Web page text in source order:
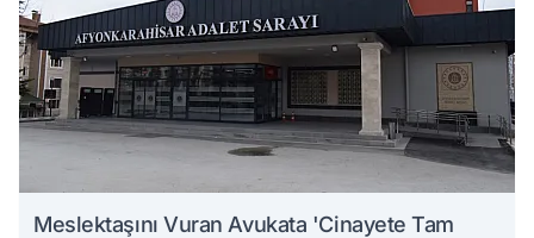
Meslektaşını Vuran Avukata 'Cinayete Tam